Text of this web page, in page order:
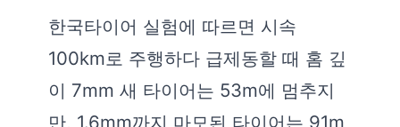
한국타이어 실험에 따르면 시속
100km로 주행하다 급제동할 때 홈 깊
이 7mm 새 타이어는 53m에 멈추지
만, 1.6mm까지 마모된 타이어는 91m